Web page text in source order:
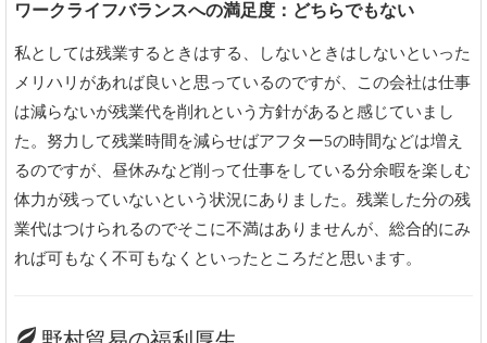
ワークライフバランスへの満足度：どちらでもない
私としては残業するときはする、しないときはしないといった
メリハリがあれば良いと思っているのですが、この会社は仕事
は減らないが残業代を削れという方針があると感じていまし
た。努力して残業時間を減らせばアフター5の時間などは増え
るのですが、昼休みなど削って仕事をしている分余暇を楽しむ
体力が残っていないという状況にありました。残業した分の残
業代はつけられるのでそこに不満はありませんが、総合的にみ
れば可もなく不可もなくといったところだと思います。